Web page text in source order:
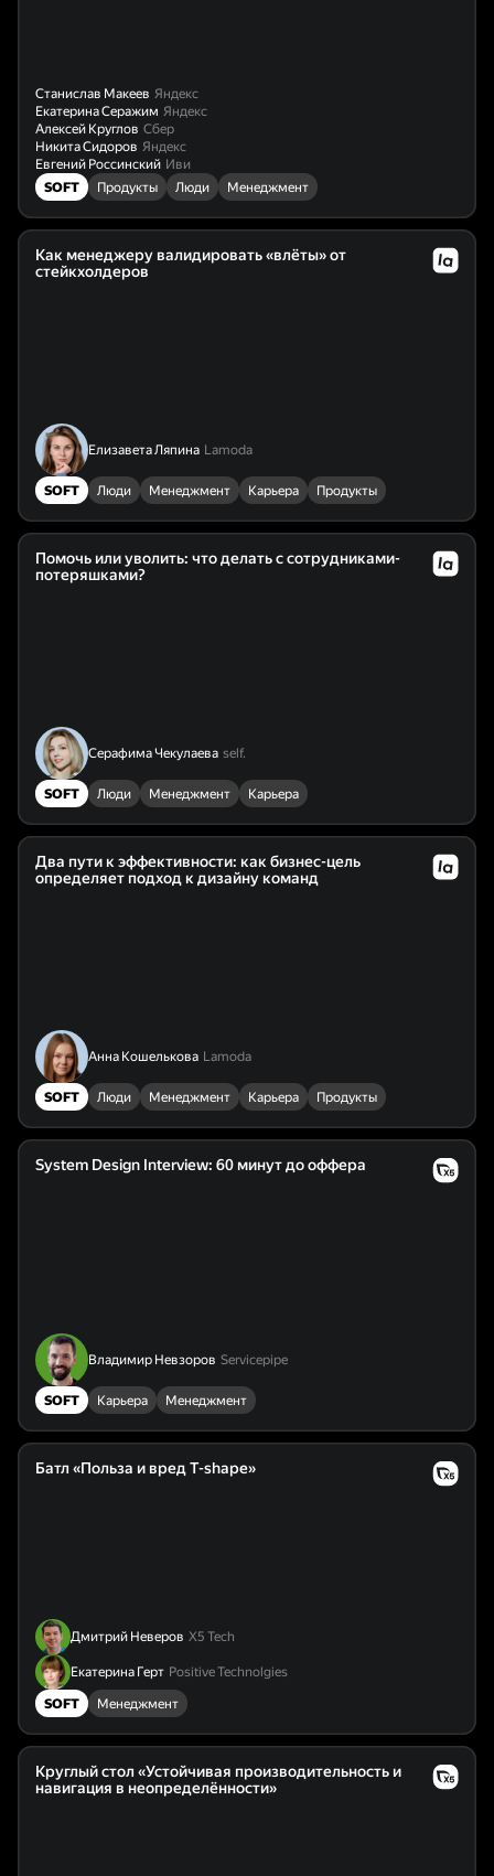
Станислав Макеев Яндекс
Екатерина Серажим Яндекс
Алексей Круглов Сбер
Никита Сидоров Яндекс
Евгений Россинский Иви
SOFT
Продукты Люди Менеджмент
Как менеджеру валидировать «влёты» от
стейкхолдеров
Елизавета Ляпина Lamoda
SOFT Люди Менеджмент Карьера Продукты
Помочь или уволить: что делать с сотрудниками-
потеряшками?
Серафима Чекулаева self.
SOFT Люди Менеджмент Карьера
Два пути к эффективности: как бизнес-цель
определяет подход к дизайну команд
Анна Кошелькова Lamoda
SOFT Люди Менеджмент Карьера Продукты
System Design Interview: 60 минут до оффера
Владимир Невзоров Servicepipe
SOFT Карьера Менеджмент
Батл «Польза и вред T-shape»
Дмитрий Неверов Х5 Tech
Екатерина Герт Positive Technolgies
SOFT Менеджмент
Круглый стол «Устойчивая производительность и
навигация в неопределённости»